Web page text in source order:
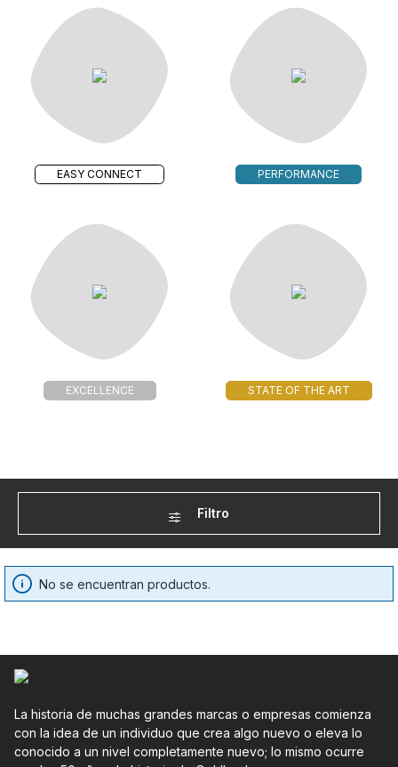
EASY CONNECT PERFORMANCE
EXCELLENCE STATE OF THE ART
Filtro
No se encuentran productos.
La historia de muchas grandes marcas o empresas comienza
con la idea de un individuo que crea algo nuevo o eleva lo
conocido a un nivel completamente nuevo; lo mismo ocurre